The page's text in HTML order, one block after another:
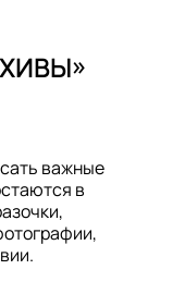
важные
в